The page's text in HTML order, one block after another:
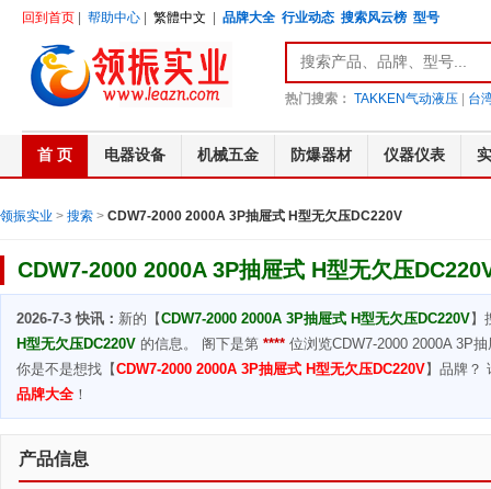
回到首页 帮助中心 繁體中文 品牌大全 行业动态 搜索风云榜 型号
热门搜索： TAKKEN气动液压 台
首 页 电器设备 机械五金 防爆器材 仪器仪表
领振实业 > 搜索 > CDW7-2000 2000A 3P抽屉式 H型无欠压DC220V
CDW7-2000 2000A 3P抽屉式 H型无欠压
2026-7-3 快讯： 新的【CDW7-2000 2000A 3P抽屉式 H型无欠压DC220V】
H型无欠压DC220V 的信息。 阁下是第 **** 位浏览CDW7-2000 2000A 3P
你是不是想找【CDW7-2000 2000A 3P抽屉式 H型无欠压DC220V】品牌？
品牌大全 ！
产品信息